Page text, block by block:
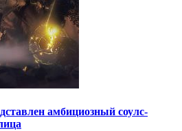
амбициозный соулс-